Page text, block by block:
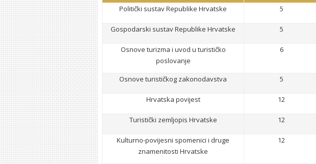
Politički sustav Republike Hrvatske 5
Gospodarski sustav Republike Hrvatske 5
Osnove turizma i uvod u turističko
poslovanje
6
Osnove turističkog zakonodavstva 5
Hrvatska povijest 12
Turistički zemljopis Hrvatske 12
Kulturno-povijesni spomenici i druge
znamenitosti Hrvatske
12